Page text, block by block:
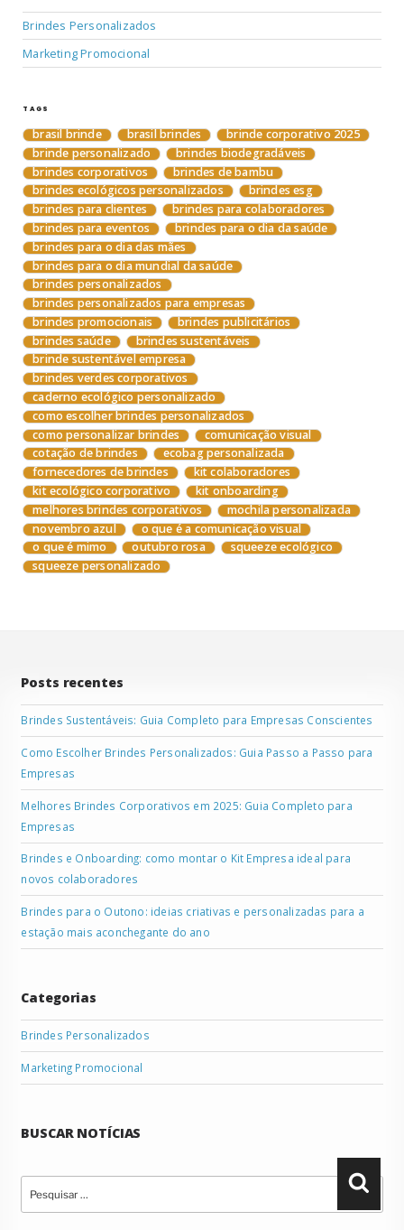
Brindes Personalizados
Marketing Promocional
TAGS
brasil brinde brasil brindes
brinde corporativo 2025
brinde personalizado
brindes biodegradáveis
brindes corporativos
brindes de bambu
brindes ecológicos personalizados
brindes esg
brindes para clientes
brindes para colaboradores
brindes para eventos
brindes para o dia da saúde
brindes para o dia das mães
brindes para o dia mundial da saúde
brindes personalizados
brindes personalizados para empresas
brindes promocionais
brindes publicitários
brindes saúde
brindes sustentáveis
brinde sustentável empresa
brindes verdes corporativos
caderno ecológico personalizado
como escolher brindes personalizados
como personalizar brindes
comunicação visual
cotação de brindes
ecobag personalizada
fornecedores de brindes
kit colaboradores
kit ecológico corporativo
kit onboarding
melhores brindes corporativos
mochila personalizada
novembro azul
o que é a comunicação visual
o que é mimo
outubro rosa
squeeze ecológico
squeeze personalizado
Posts recentes
Brindes Sustentáveis: Guia Completo para Empresas Conscientes
Como Escolher Brindes Personalizados: Guia Passo a Passo para
Empresas
Melhores Brindes Corporativos em 2025: Guia Completo para
Empresas
Brindes e Onboarding: como montar o Kit Empresa ideal para
novos colaboradores
Brindes para o Outono: ideias criativas e personalizadas para a
estação mais aconchegante do ano
Categorias
Brindes Personalizados
Marketing Promocional
BUSCAR NOTÍCIAS
por: